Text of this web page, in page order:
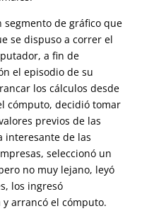
de gráfico que
se dispuso a correr el
a fin de
el episodio de su
los cálculos desde
cómputo, de­cidió tomar
previos de las
interesante de las
seleccionó un
no muy lejano, leyó
los ingresó
arrancó el cómputo.